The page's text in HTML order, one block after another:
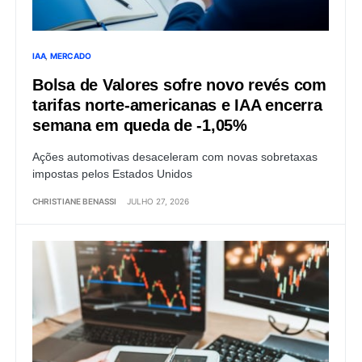
IAA MERCADO
Bolsa de Valores sofre novo revés com
tarifas norte-americanas e IAA encerra
semana em queda de -1,05%
Ações automotivas desaceleram com novas sobretaxas
impostas pelos Estados Unidos
CHRISTIANE BENASSI JULHO 27, 2026